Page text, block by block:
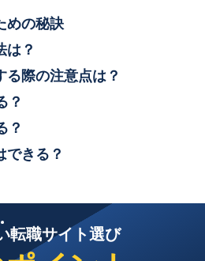
めの秘訣
は？
る際の注意点は？
？
？
できる？
転職サイト選び